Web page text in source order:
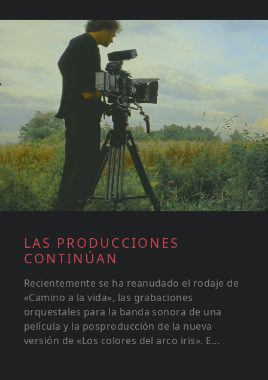
LAS PRODUCCIONES
CONTINÚAN
Recientemente se ha reanudado el rodaje de
«Camino a la vida», las grabaciones
orquestales para la banda sonora de una
película y la posproducción de la nueva
versión de «Los colores del arco iris». E...